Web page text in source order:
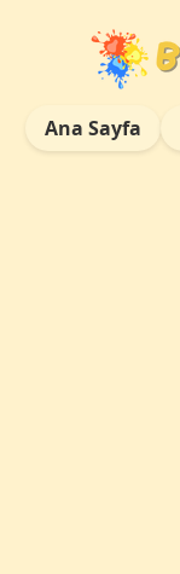
Ana Sayfa